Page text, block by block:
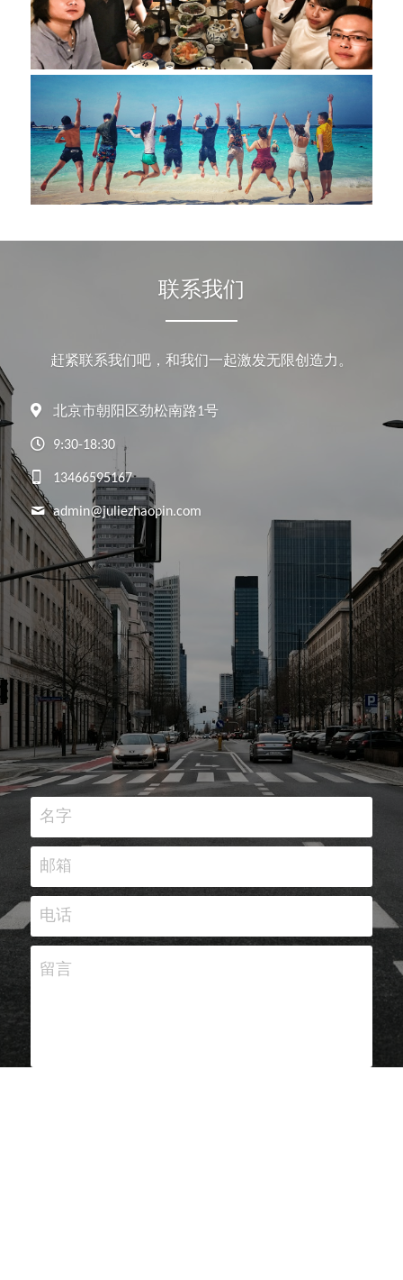
联系我们
赶紧联系我们吧，和我们一起激发无限创造力。
北京市朝阳区劲松南路1号
9:30-18:30
13466595167
admin@juliezhaopin.com
名字
邮箱
电话
留言